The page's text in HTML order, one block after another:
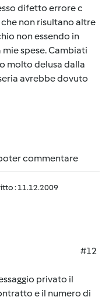
difetto errore c
non risultano altre
non essendo in
spese. Cambiati
molto delusa dalla
avrebbe dovuto
commentare
: 11.12.2009
#12
privato il
e il numero di